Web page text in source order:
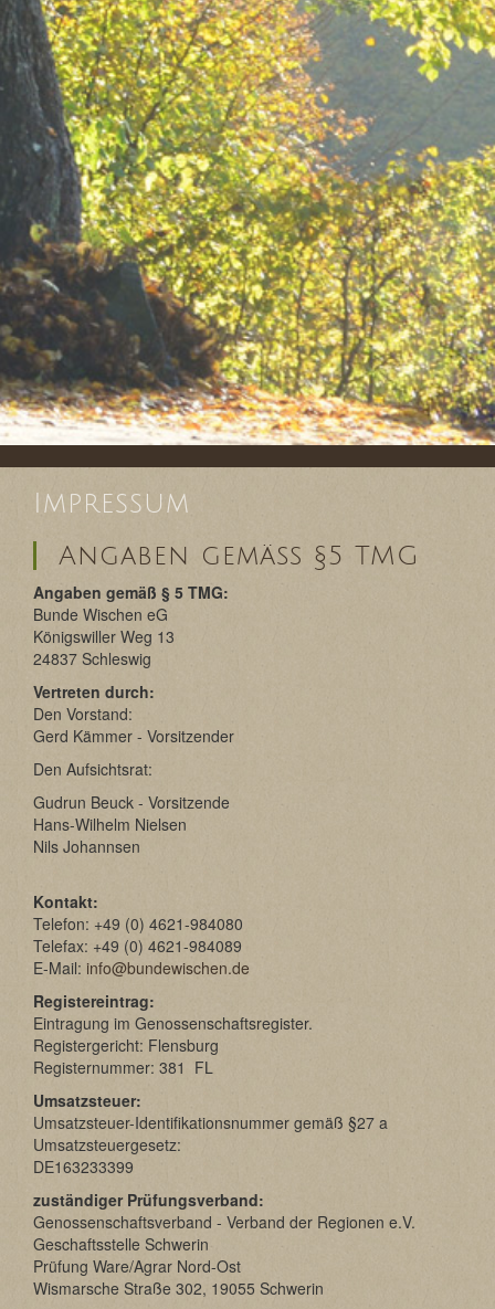
Impressum
Angaben gemäß §5 TMG
Angaben gemäß § 5 TMG:
Bunde Wischen eG
Königswiller Weg 13
24837 Schleswig
Vertreten durch:
Den Vorstand:
Gerd Kämmer - Vorsitzender
Den Aufsichtsrat:
Gudrun Beuck - Vorsitzende
Hans-Wilhelm Nielsen
Nils Johannsen
Kontakt:
Telefon: +49 (0) 4621-984080
Telefax: +49 (0) 4621-984089
E-Mail: info@bundewischen.de
Registereintrag:
Eintragung im Genossenschaftsregister.
Registergericht: Flensburg
Registernummer: 381 FL
Umsatzsteuer:
Umsatzsteuer-Identifikationsnummer gemäß §27 a
Umsatzsteuergesetz:
DE163233399
zuständiger Prüfungsverband:
Genossenschaftsverband - Verband der Regionen e.V.
Geschaftsstelle Schwerin
Prüfung Ware/Agrar Nord-Ost
Wismarsche Straße 302, 19055 Schwerin